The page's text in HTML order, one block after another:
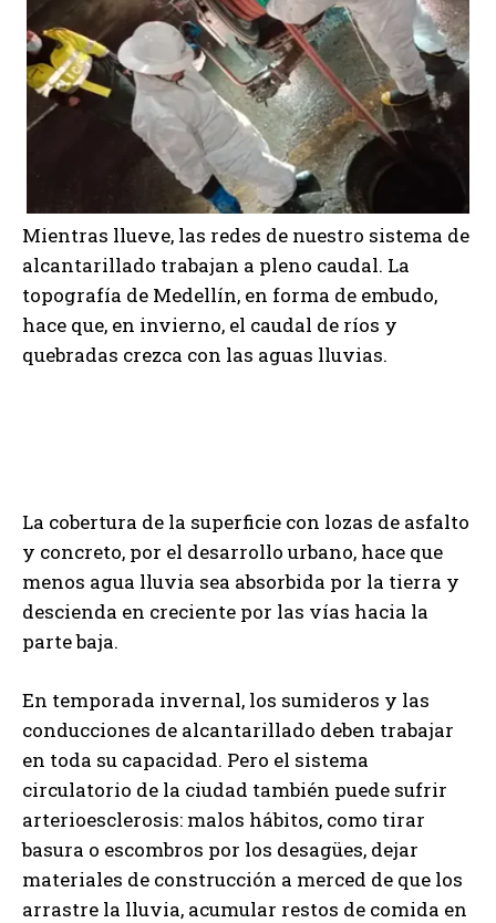
Mientras llueve, las redes de nuestro sistema de
alcantarillado trabajan a pleno caudal. La
topografía de Medellín, en forma de embudo,
hace que, en invierno, el caudal de ríos y
quebradas crezca con las aguas lluvias.
La cobertura de la superficie con lozas de asfalto
y concreto, por el desarrollo urbano, hace que
menos agua lluvia sea absorbida por la tierra y
descienda en creciente por las vías hacia la
parte baja.
En temporada invernal, los sumideros y las
conducciones de alcantarillado deben trabajar
en toda su capacidad. Pero el sistema
circulatorio de la ciudad también puede sufrir
arterioesclerosis: malos hábitos, como tirar
basura o escombros por los desagües, dejar
materiales de construcción a merced de que los
arrastre la lluvia, acumular restos de comida en